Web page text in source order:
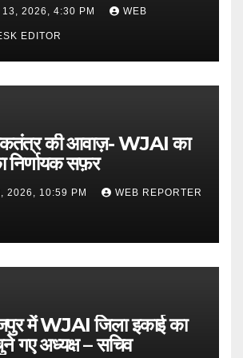
13, 2026, 4:30 PM WEB
EDITOR
की आवाज़- WJAI का
निर्णायक सफ़र
2026, 10:59 PM WEB REPORTER
में WJAI जिला इकाई का
गए अध्यक्ष – सचिव